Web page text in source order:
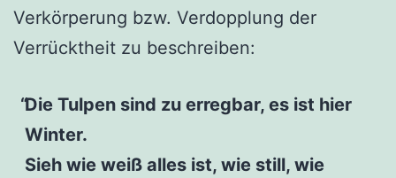
Verkörperung bzw. Verdopplung der
Verrücktheit zu beschreiben:
Die Tulpen sind zu erregbar, es ist hier
Winter.
Sieh wie weiß alles ist, wie still, wie